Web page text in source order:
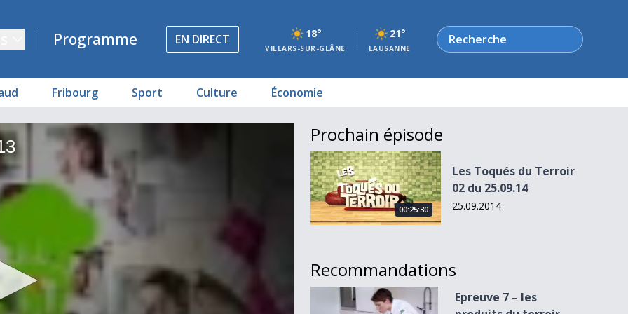
Programme EN DIRECT 18°
VILLARS-SUR-GLÂNE
21°
LAUSANNE
Rechercher
Fribourg Sport Culture Économie
Prochain épisode
Les Toqués du Terroir 02 du 25.09.14
00:25:30
Les Toqués du Terroir
02 du 25.09.14
25.09.2014
Recommandations
Epreuve 7 – les produits du terroir vaudois
Epreuve 7 – les